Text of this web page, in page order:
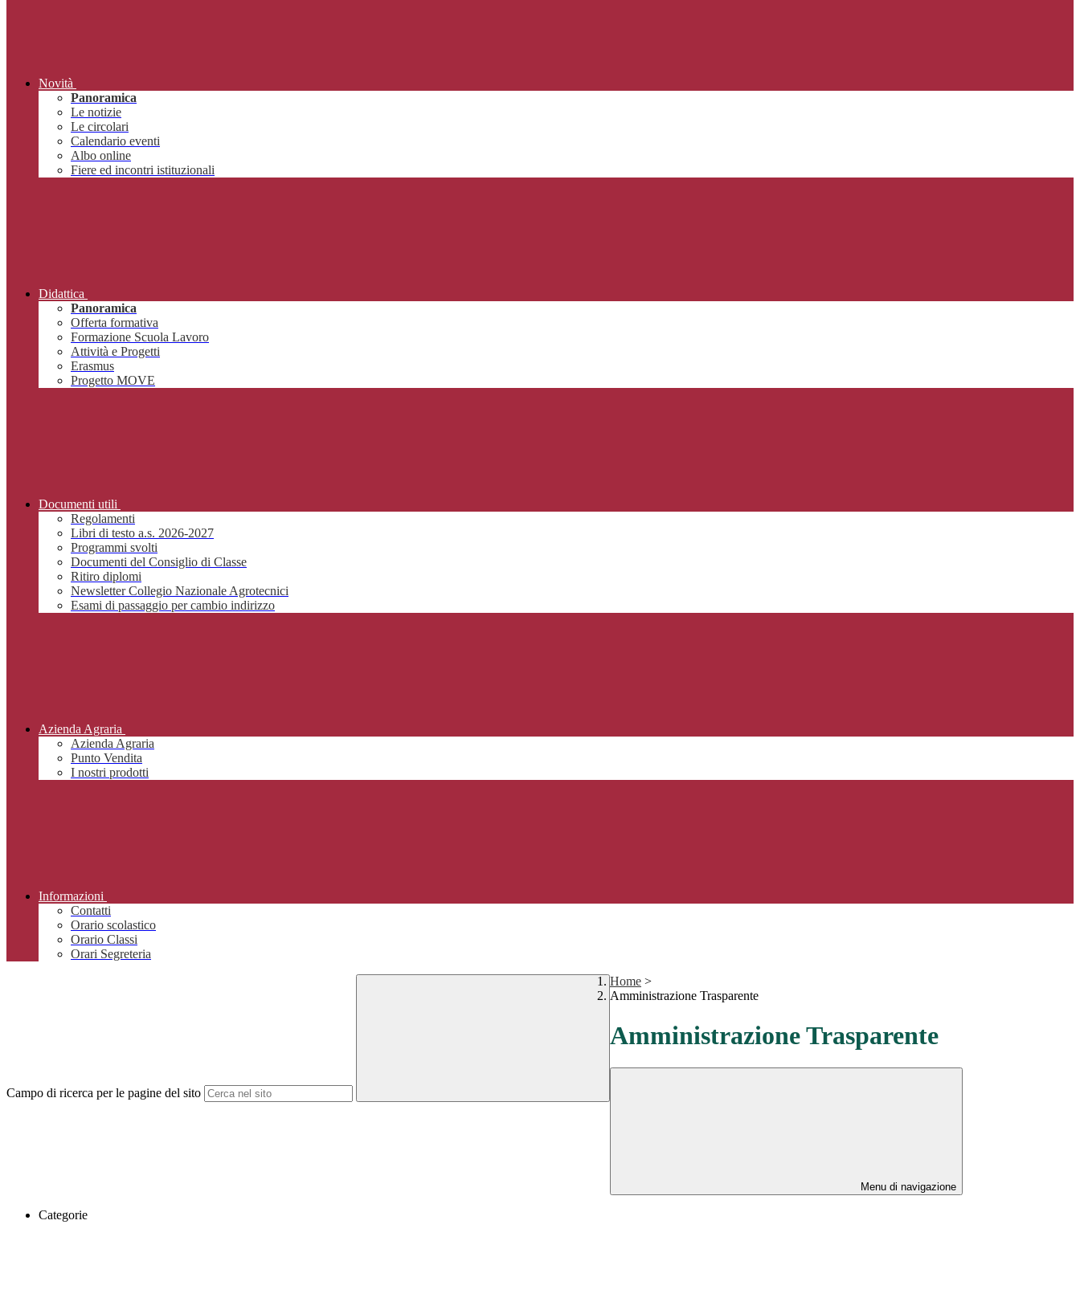
Novità
Panoramica
Le notizie
Le circolari
Calendario eventi
Albo online
Fiere ed incontri istituzionali
Didattica
Panoramica
Offerta formativa
Formazione Scuola Lavoro
Attività e Progetti
Erasmus
Progetto MOVE
Documenti utili
Regolamenti
Libri di testo a.s. 2026-2027
Programmi svolti
Documenti del Consiglio di Classe
Ritiro diplomi
Newsletter Collegio Nazionale Agrotecnici
Esami di passaggio per cambio indirizzo
Azienda Agraria
Azienda Agraria
Punto Vendita
I nostri prodotti
Informazioni
Contatti
Orario scolastico
Orario Classi
Orari Segreteria
Campo di ricerca per le pagine del sito
Home >
Amministrazione Trasparente
Amministrazione Trasparente
Menu di navigazione
Categorie